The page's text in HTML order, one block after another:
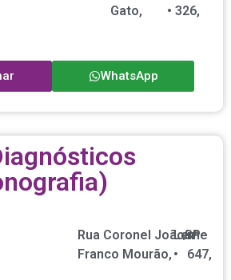
Gato,
326,
•
WhatsApp
Rua Coronel João
Franco Mourão,
nº
647,
/
Leme
•
SP